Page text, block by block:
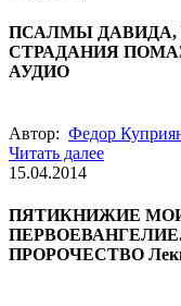
ПСАЛМЫ ДАВИДА,
СТРАДАНИЯ
АУДИО
Автор: Федор
Читать далее
15.04.2014
ПЯТИКНИЖИЕ
ПРОРОЧЕСТВО